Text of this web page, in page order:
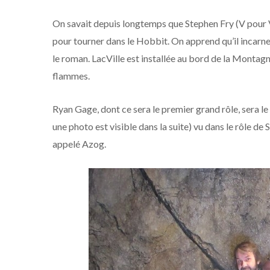
On savait depuis longtemps que Stephen Fry (V
pour tourner dans le Hobbit. On apprend qu’il
le roman. LacVille est installée au bord de la
flammes.
Ryan Gage, dont ce sera le premier grand rôle, sera
une photo est visible dans la suite) vu dans le rôle
appelé Azog.